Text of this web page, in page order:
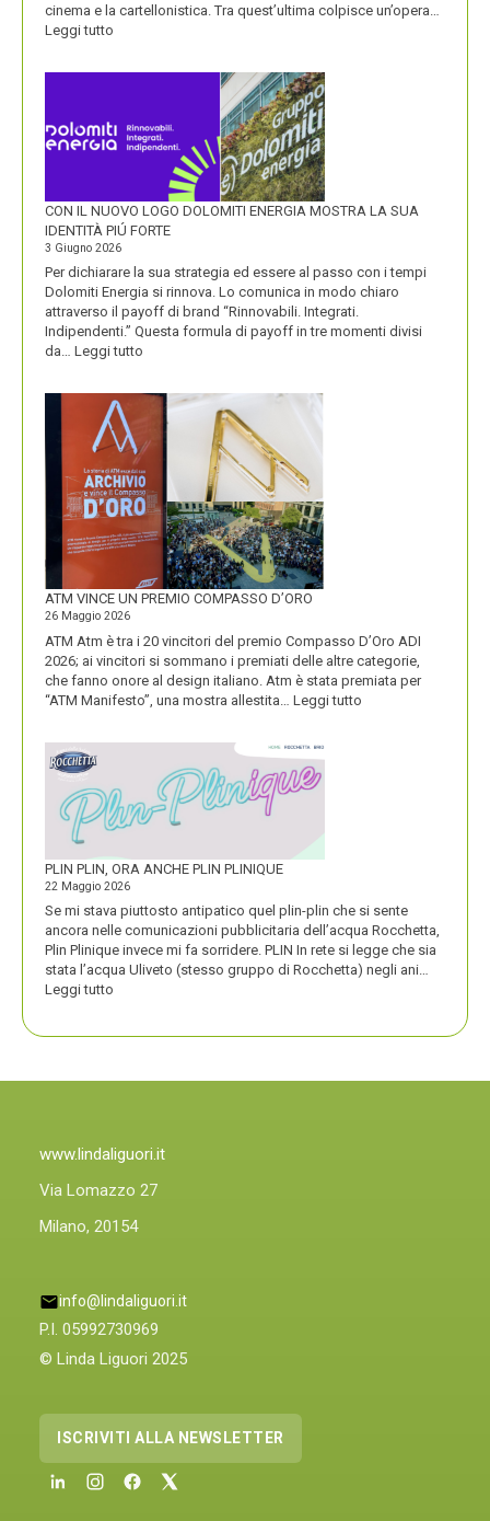
cinema e la cartellonistica. Tra quest’ultima colpisce un’opera…
Leggi tutto
CON IL NUOVO LOGO DOLOMITI ENERGIA MOSTRA LA SUA
IDENTITÀ PIÚ FORTE
3 Giugno 2026
Per dichiarare la sua strategia ed essere al passo con i tempi
Dolomiti Energia si rinnova. Lo comunica in modo chiaro
attraverso il payoff di brand “Rinnovabili. Integrati.
Indipendenti.” Questa formula di payoff in tre momenti divisi
da… Leggi tutto
IL
NUOVO
LOGO
DOLOMITI
ENERGIA
MOSTRA
LA
SUA
IDENTITÀ
FORTE
ATM VINCE UN PREMIO COMPASSO D’ORO
26 Maggio 2026
ATM Atm è tra i 20 vincitori del premio Compasso D’Oro ADI
2026; ai vincitori si sommano i premiati delle altre categorie,
che fanno onore al design italiano. Atm è stata premiata per
“ATM Manifesto”, una mostra allestita… Leggi tutto
PLIN PLIN, ORA ANCHE PLIN PLINIQUE
22 Maggio 2026
Se mi stava piuttosto antipatico quel plin-plin che si sente
ancora nelle comunicazioni pubblicitaria dell’acqua Rocchetta,
Plin Plinique invece mi fa sorridere. PLIN In rete si legge che sia
stata l’acqua Uliveto (stesso gruppo di Rocchetta) negli ani…
Leggi tutto
www.lindaliguori.it
Via Lomazzo 27
Milano, 20154
info@lindaliguori.it
P.I. 05992730969
© Linda Liguori 2025
ISCRIVITI ALLA NEWSLETTER